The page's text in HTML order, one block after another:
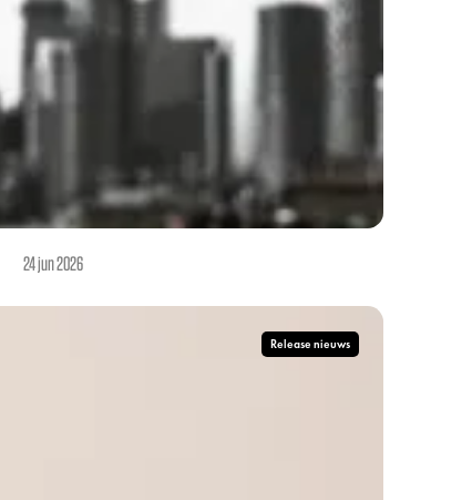
24 jun 2026
Release nieuws